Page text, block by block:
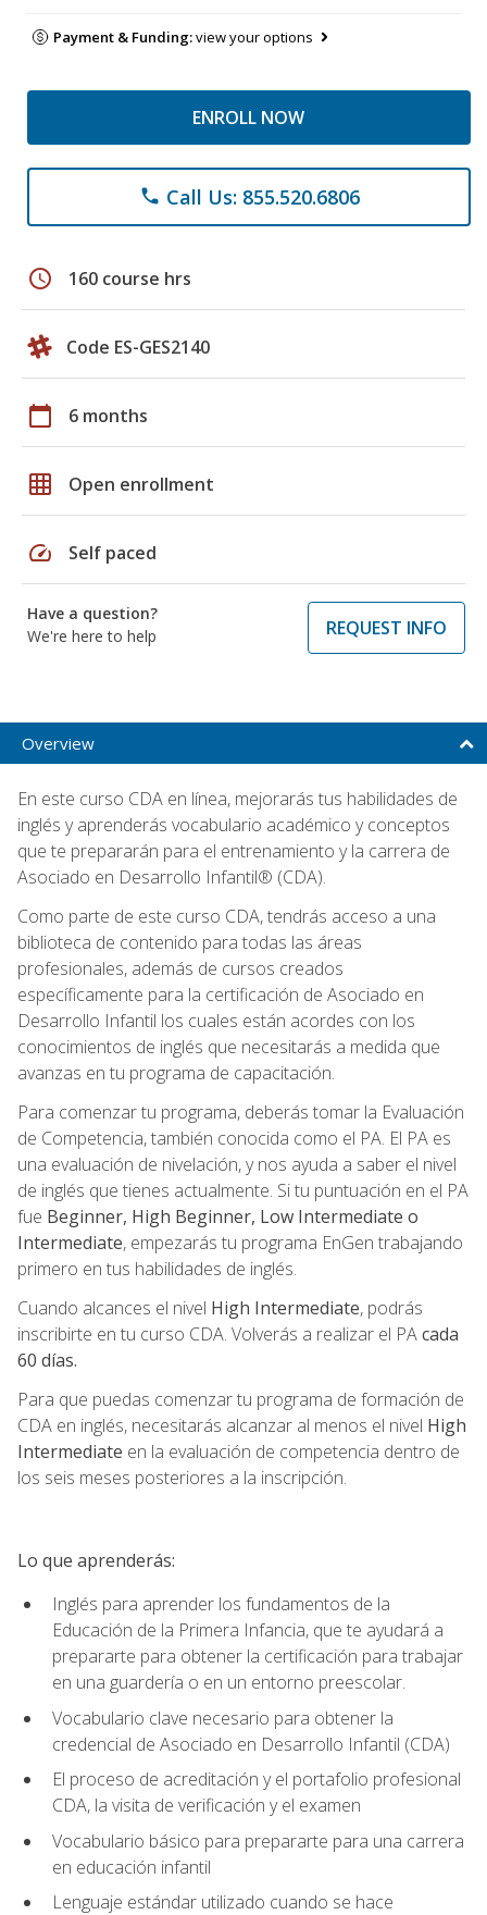
Payment & Funding:view your options
ENROLL NOW
phone Call Us: 855.520.6806
schedule 160 course hrs
Code ES-GES2140
calendar_today 6 months
grid_on Open enrollment
speed Self paced
Have a question?
We're here to help
REQUEST INFO
Overview
En este curso CDA en línea, mejorarás tus habilidades de
inglés y aprenderás vocabulario académico y conceptos
que te prepararán para el entrenamiento y la carrera de
Asociado en Desarrollo Infantil® (CDA).
Como parte de este curso CDA, tendrás acceso a una
biblioteca de contenido para todas las áreas
profesionales, además de cursos creados
específicamente para la certificación de Asociado en
Desarrollo Infantil los cuales están acordes con los
conocimientos de inglés que necesitarás a medida que
avanzas en tu programa de capacitación.
Para comenzar tu programa, deberás tomar la Evaluación
de Competencia, también conocida como el PA. El PA es
una evaluación de nivelación, y nos ayuda a saber el nivel
de inglés que tienes actualmente. Si tu puntuación en el PA
fue Beginner, High Beginner, Low Intermediate o
Intermediate, empezarás tu programa EnGen trabajando
primero en tus habilidades de inglés.
Cuando alcances el nivel High Intermediate, podrás
inscribirte en tu curso CDA. Volverás a realizar el PAcada
60 días.
Para que puedas comenzar tu programa de formación de
CDA en inglés, necesitarás alcanzar al menos el nivel High
Intermediate en la evaluación de competencia dentro de
los seis meses posteriores a la inscripción.
Lo que aprenderás:
Inglés para aprender los fundamentos de la
Educación de la Primera Infancia, que te ayudará a
prepararte para obtener la certificación para trabajar
en una guardería o en un entorno preescolar.
Vocabulario clave necesario para obtener la
credencial de Asociado en Desarrollo Infantil (CDA)
El proceso de acreditación y el portafolio profesional
CDA, la visita de verificación y el examen
Vocabulario básico para prepararte para una carrera
en educación infantil
Lenguaje estándar utilizado cuando se hace